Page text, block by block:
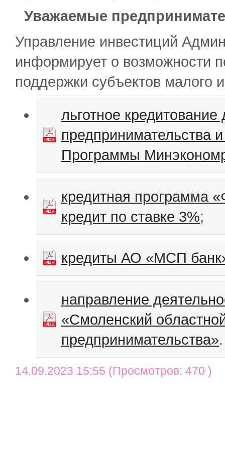
Уважаемые
Управление инвестиций
информирует о возможности
поддержки субъектов малого
льготное
предпринимательства
Программы
кредитная программа
кредит по ставке 3%;
кредиты АО «МСП
направление
«Смоленский
предпринимательства».
14.09.2023 15:55 (Просмотров: 470 )